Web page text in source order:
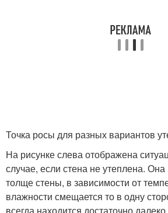
Точка росы для разных вариантов
На рисунке слева отображена
случае, если стена не утеплена. Она
толще стены, в зависимости от
влажности смещается то в одну